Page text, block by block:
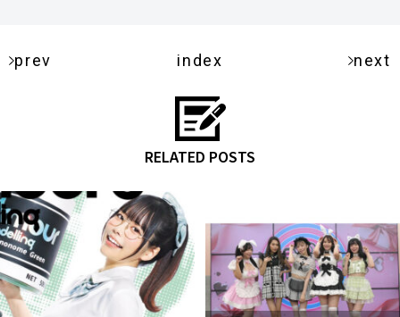
prev index next
RELATED POSTS